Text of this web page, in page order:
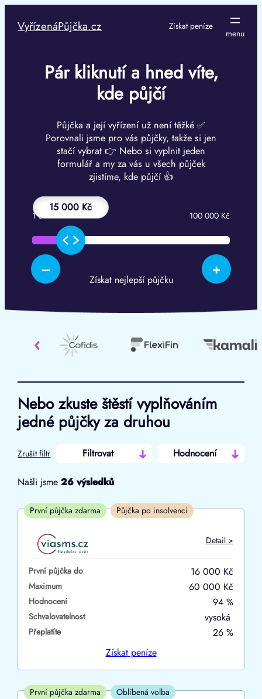
obsah
VyřízenáPůjčka.cz Získat peníze
Pár kliknutí a hned víte,
kde půjčí
Půjčka a její vyřízení už není těžké ✅
Porovnali jsme pro vás půjčky, takže si jen
stačí vybrat 👉 Nebo si vyplnit jeden
formulář a my za vás u všech půjček
zjistíme, kde půjčí 👍
15 000 Kč
– +
1 000 Kč 100 000 Kč
Získat nejlepší půjčku
‹
Nebo zkuste štěstí vyplňováním
jedné půjčky za druhou
Zrušit filtr Filtrovat Hodnocení
Od
První půjčka zdarma
–
ano
ne
ano
ne
Našli jsme26 výsledků
První půjčka zdarma Půjčka po insolvenci
Detail >
První půjčka do 16 000 Kč
Maximum 60 000 Kč
Hodnocení 94 %
Schvalovatelnost vysoká
Přeplatíte
26 %
Získatpeníze
První půjčka zdarma Oblíbená volba